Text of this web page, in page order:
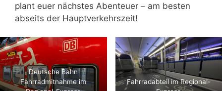
plant euer nächstes Abenteuer – am besten
abseits der Hauptverkehrszeit!
Deutsche Bahn
Fahrradmitnahme im
Fahrradabteil im Regional-